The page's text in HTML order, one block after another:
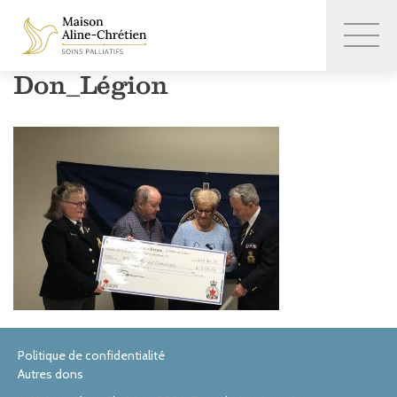
Don_Légion
Politique de confidentialité
Autres dons